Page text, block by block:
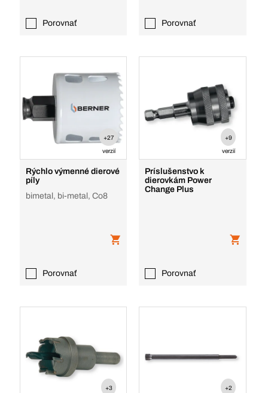
Porovnať Porovnať
+27
verzií
Rýchlo výmenné dierové
píly
bimetal, bi-metal, Co8
Porovnať
+9
verzií
Príslušenstvo k
dierovkám Power
Change Plus
Porovnať
+3 +2